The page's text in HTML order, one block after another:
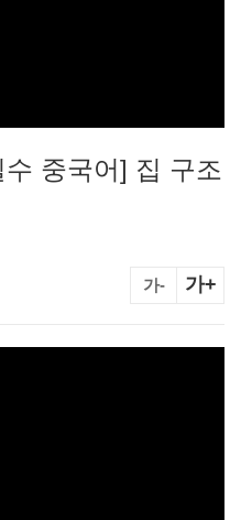
중국어] 집 구조
가- 가+